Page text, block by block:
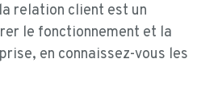
relation client est un
le fonctionnement et la
en connaissez-vous les